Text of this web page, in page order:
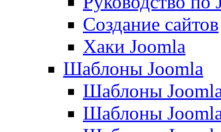
Создание сайтов
Хаки Joomla
Шаблоны Joomla
Шаблоны
Шаблоны